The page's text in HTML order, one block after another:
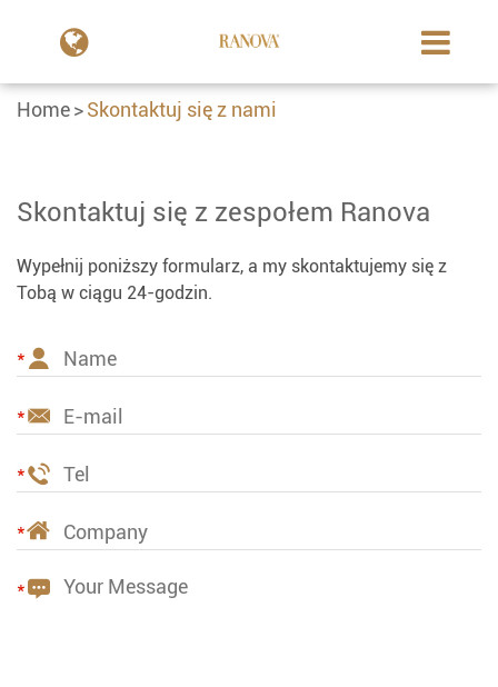
Home Skontaktuj się z nami
Skontaktuj się z zespołem Ranova
Wypełnij poniższy formularz, a my skontaktujemy się z
Tobą w ciągu 24-godzin.